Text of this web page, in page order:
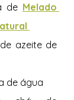
de Melado
azeite de
de água